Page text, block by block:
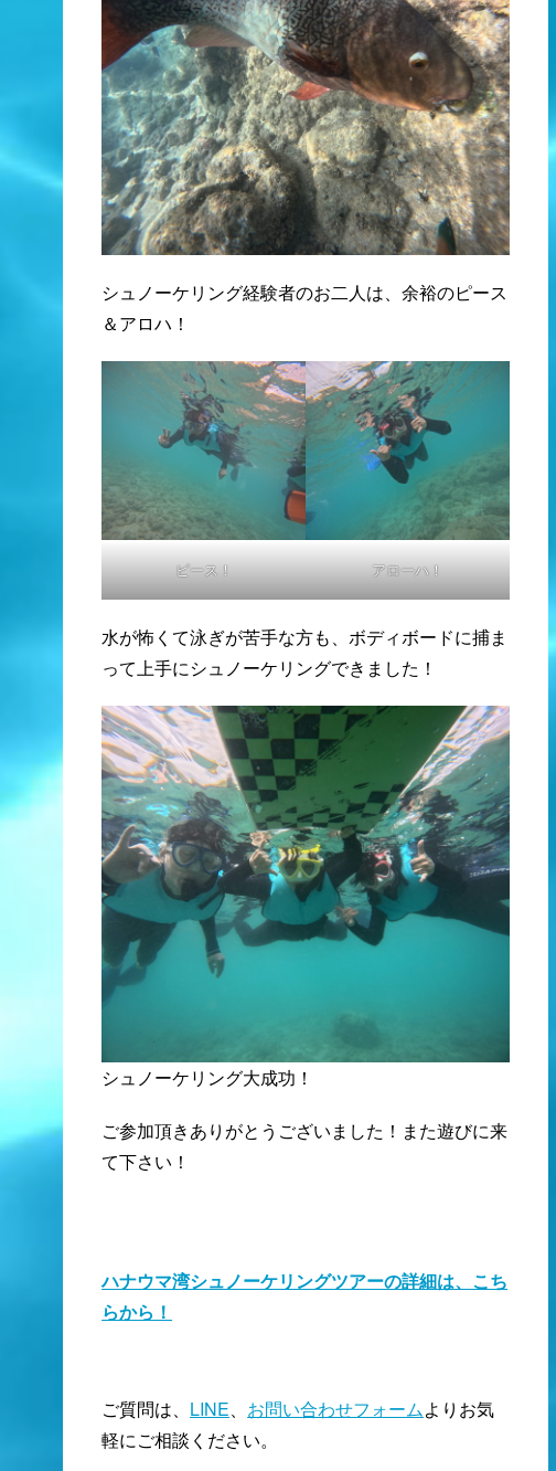
シュノーケリング経験者のお二人は、余裕のピース
＆アロハ！
ピース！ アローハ！
水が怖くて泳ぎが苦手な方も、ボディボードに捕ま
って上手にシュノーケリングできました！
シュノーケリング大成功！
ご参加頂きありがとうございました！また遊びに来
て下さい！
ハナウマ湾シュノーケリングツアーの詳細は、こち
らから！
ご質問は、 LINE、 お問い合わせフォームよりお気
軽にご相談ください。